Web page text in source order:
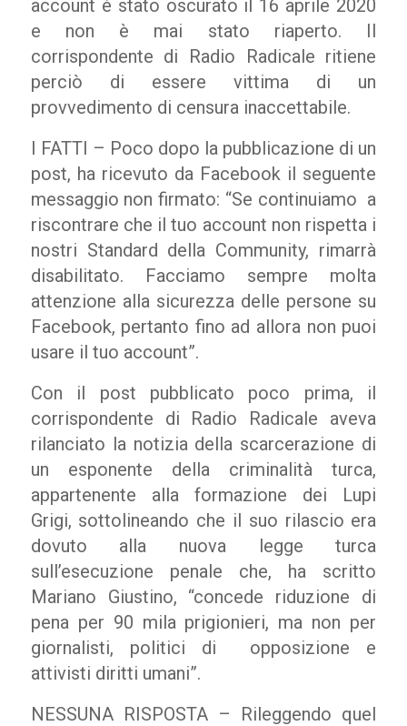
account è stato oscurato il 16 aprile 2020
e non è mai stato riaperto. Il
corrispondente di Radio Radicale ritiene
perciò di essere vittima di un
provvedimento di censura inaccettabile.
I FATTI – Poco dopo la pubblicazione di un
post, ha ricevuto da Facebook il seguente
messaggio non firmato: “Se continuiamo a
riscontrare che il tuo account non rispetta i
nostri Standard della Community, rimarrà
disabilitato. Facciamo sempre molta
attenzione alla sicurezza delle persone su
Facebook, pertanto fino ad allora non puoi
usare il tuo account”.
Con il post pubblicato poco prima, il
corrispondente di Radio Radicale aveva
rilanciato la notizia della scarcerazione di
un esponente della criminalità turca,
appartenente alla formazione dei Lupi
Grigi, sottolineando che il suo rilascio era
dovuto alla nuova legge turca
sull’esecuzione penale che, ha scritto
Mariano Giustino, “concede riduzione di
pena per 90 mila prigionieri, ma non per
giornalisti, politici di opposizione e
attivisti diritti umani”.
NESSUNA RISPOSTA – Rileggendo quel